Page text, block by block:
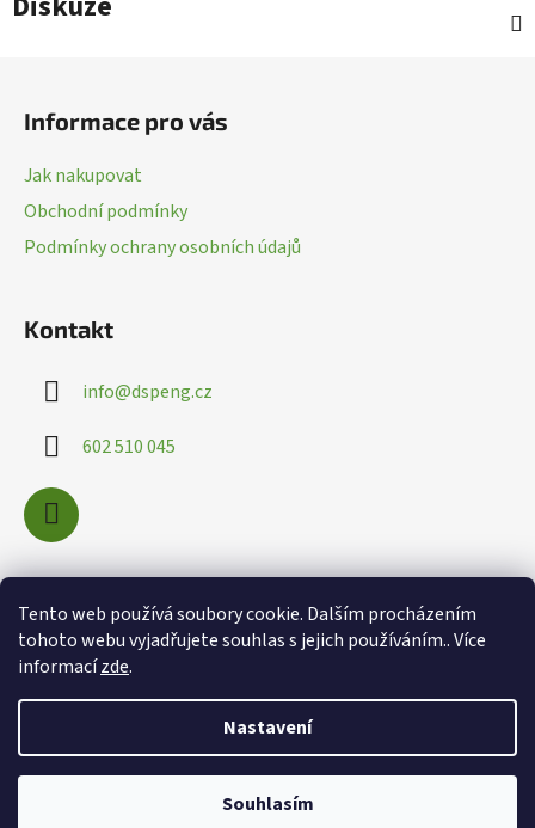
Tento web používá soubory cookie. Dalším procházením
tohoto webu vyjadřujete souhlas s jejich používáním.. Více
informacízde.
Nastavení
Souhlasím
Informace pro vás
Jak nakupovat
Obchodní podmínky
Podmínky ochrany osobních údajů
Kontakt
info@dspeng.cz
602 510 045
Nákupní košík
Vytvořil Shoptet